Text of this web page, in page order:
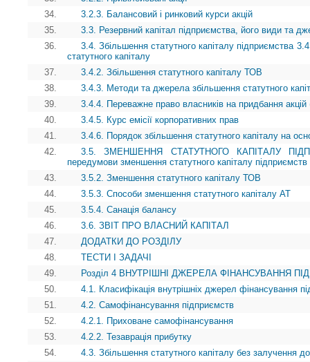
34.
3.2.3. Балансовий і ринковий курси акцій
35.
3.3. Резервний капітал підприємства, його види та
36.
3.4. Збільшення статутного капіталу підприємства
статутного капіталу
37.
3.4.2. Збільшення статутного капіталу ТОВ
38.
3.4.3. Методи та джерела збільшення статутного
39.
3.4.4. Переважне право власників на придбання акцій
40.
3.4.5. Курс емісії корпоративних прав
41.
3.4.6. Порядок збільшення статутного капіталу на
42.
3.5. ЗМЕНШЕННЯ СТАТУТНОГО КАПІТАЛУ
передумови зменшення статутного капіталу підприємств
43.
3.5.2. Зменшення статутного капіталу ТОВ
44.
3.5.3. Способи зменшення статутного капіталу АТ
45.
3.5.4. Санація балансу
46.
3.6. ЗВІТ ПРО ВЛАСНИЙ КАПІТАЛ
47.
ДОДАТКИ ДО РОЗДІЛУ
48.
ТЕСТИ І ЗАДАЧІ
49.
Розділ 4 ВНУТРІШНІ ДЖЕРЕЛА ФІНАНСУВАННЯ
50.
4.1. Класифікація внутрішніх джерел фінансування
51.
4.2. Самофінансування підприємств
52.
4.2.1. Приховане самофінансування
53.
4.2.2. Тезаврація прибутку
54.
4.3. Збільшення статутного капіталу без залучення